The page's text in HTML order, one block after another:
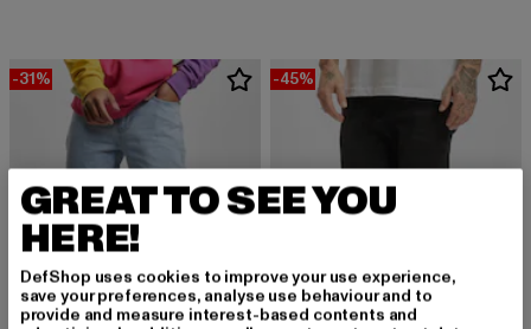
-31% -45%
GREAT TO SEE YOU
HERE!
DefShop uses cookies to improve your use experience,
save your preferences, analyse use behaviour and to
provide and measure interest-based contents and